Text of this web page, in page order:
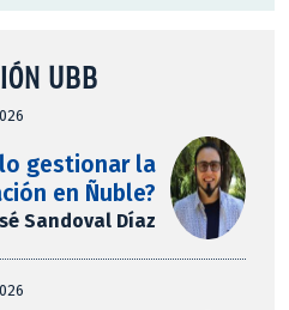
UBB
gestionar la
en Ñuble?
Sandoval Díaz